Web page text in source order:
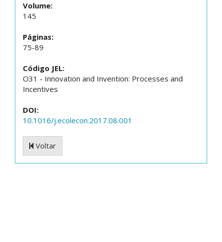
Volume:
145
Páginas:
75-89
Código JEL:
O31 - Innovation and Invention: Processes and
Incentives
DOI:
10.1016/j.ecolecon.2017.08.001
Voltar